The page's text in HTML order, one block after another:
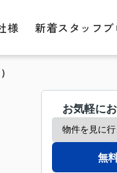
様 新着スタッフブ
お気軽に
無